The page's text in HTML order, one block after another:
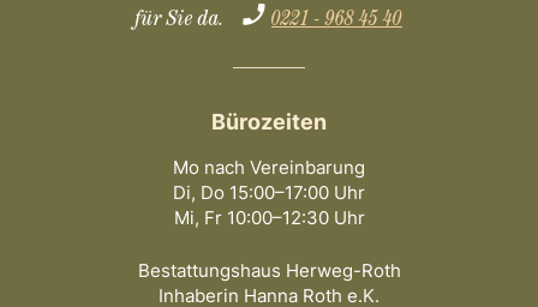
für Sie da.
0221 - 968 45 40
Bürozeiten
Mo nach Vereinbarung
Di, Do 15:00–17:00 Uhr
Mi, Fr 10:00–12:30 Uhr
Bestattungshaus Herweg-Roth
Inhaberin Hanna Roth e.K.